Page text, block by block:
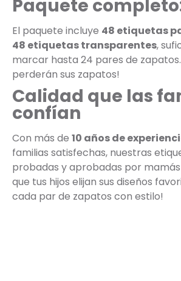
Paquete
El paquete incluye 48 etiquetas
48 etiquetas transparentes,
marcar hasta 24 pares de zapatos.
perderán sus zapatos!
Calidad que las
confían
Con más de 10 años de
familias satisfechas, nuestras
probadas y aprobadas por mamás
que tus hijos elijan sus diseños
cada par de zapatos con estilo!